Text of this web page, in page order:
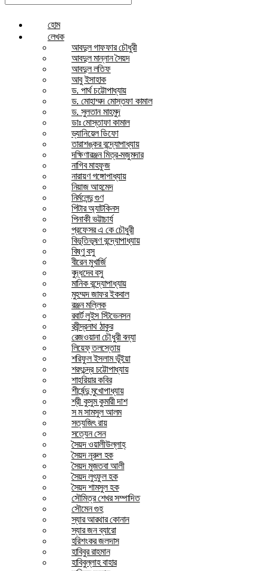
হোম
লেখক
আবদুল গাফফার চৌধুরী
আবদুল মান্নান সৈয়দ
আবদুল লতিফ
আবু ইসাহাক
ড. পার্থ চট্টোপাধ্যায়
ড. মোহাম্মদ মোস্তফা কামাল
ড. সুলতান মাহমুদ
ডাঃ মোস্তাফা কামাল
ড্যানিয়েল ডিফো
তারাশঙ্কর বন্দ্যোপাধ্যায়
দক্ষিণারঞ্জন মিত্র-মজুমদার
নাগিব মাহফুজ
নারায়ণ গঙ্গোপাধ্যায়
নিয়াজ আহমেদ
নির্মলেন্দু গুণ
পিটার অ্যাটকিনস
পিনাকী ভট্টাচার্য
প্রফেসর এ কে চৌধুরী
বিভূতিভূষণ বন্দ্যোপাধ্যায়
বিষ্ণু বসু
বীরেন মুখার্জি
বুদ্ধদেব বসু
মানিক বন্দ্যোপাধ্যায়
মুহম্মদ জাফর ইকবাল
রঞ্জন মল্লিক
রবার্ট লুইস স্টিভেনসন
রবীন্দ্রনাথ ঠাকুর
রেজওয়ানা চৌধুরী বন্যা
লিয়েফ্ তলস্তোয়
শরিফুল ইসলাম ভূঁইয়া
শরৎচন্দ্র চট্টোপাধ্যায়
শাহরিয়ার কবির
শীর্ষেন্দু মুখোপাধ্যায়
শ্রী কুসুম কুমারী দাশ
স ম সামসুল আলম
সত্যজিৎ রায়
সত্যেন সেন
সৈয়দ ওয়ালীউল্লাহ্
সৈয়দ নূরুল হক
সৈয়দ মুজতবা আলী
সৈয়দ লুৎফুল হক
সৈয়দ শামসুল হক
সৌমিত্র শেখর সম্পাদিত
সৌমেন গুহ
স্যার আরথার কোনান
স্যার জন ব্যারো
হরিশংকর জলদাস
হাবিবুর রাহমান
হাবিবুল্লাহ বাহার